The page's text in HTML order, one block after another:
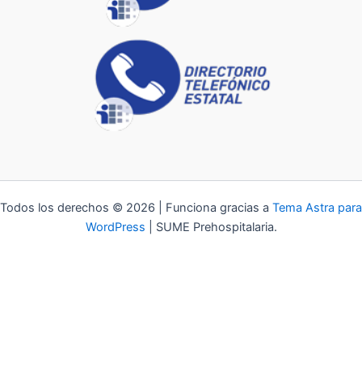
Todos los derechos © 2026 | Funciona gracias a Tema Astra para
WordPress | SUME Prehospitalaria.